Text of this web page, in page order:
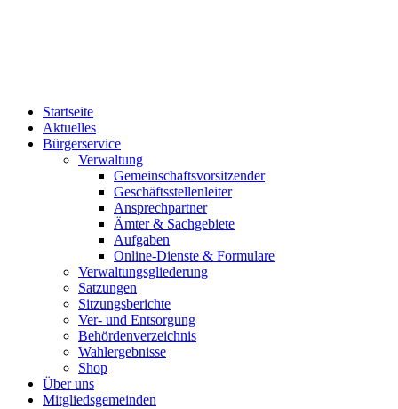
Startseite
Aktuelles
Bürgerservice
Verwaltung
Gemeinschaftsvorsitzender
Geschäftsstellenleiter
Ansprechpartner
Ämter & Sachgebiete
Aufgaben
Online-Dienste & Formulare
Verwaltungsgliederung
Satzungen
Sitzungsberichte
Ver- und Entsorgung
Behördenverzeichnis
Wahlergebnisse
Shop
Über uns
Mitgliedsgemeinden